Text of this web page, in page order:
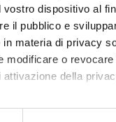
dispositivo al
il pubblico e
materia di privacy
o
della
e aggiornamento